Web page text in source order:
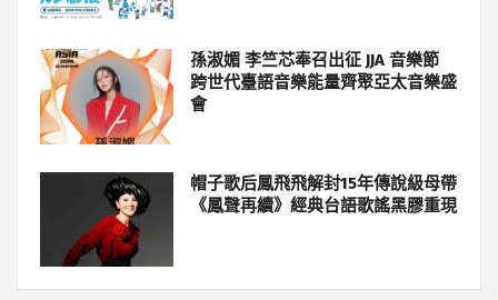
孫淑媚 李竺芯奉召出征 JJA 音樂節
跨世代臺語音樂能量齊聚亞太音樂盛
會
帽子歌后鳳飛飛解封15年傳說級母帶
《鳳聲再續》經典台語歌謠黑膠重現